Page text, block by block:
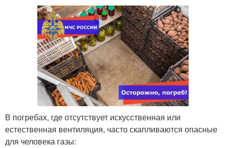
В погребах, где отсутствует искусственная или
естественная вентиляция, часто скапливаются опасные
для человека газы: